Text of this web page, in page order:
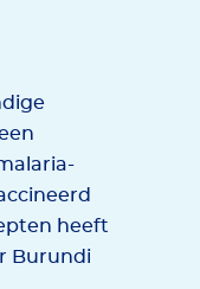
heeft
Burundi